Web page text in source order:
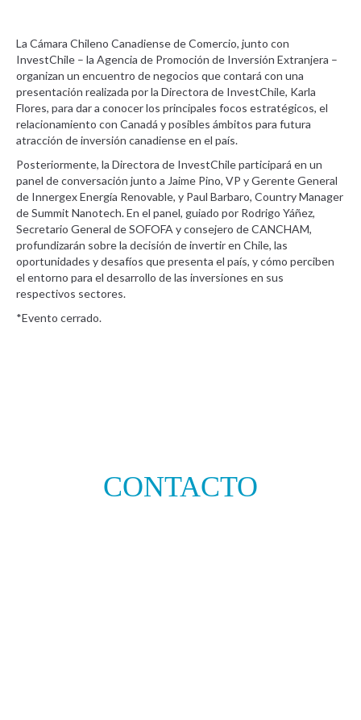
La Cámara Chileno Canadiense de Comercio, junto con
InvestChile – la Agencia de Promoción de Inversión Extranjera –
organizan un encuentro de negocios que contará con una
presentación realizada por la Directora de InvestChile, Karla
Flores, para dar a conocer los principales focos estratégicos, el
relacionamiento con Canadá y posibles ámbitos para futura
atracción de inversión canadiense en el país.
Posteriormente, la Directora de InvestChile participará en un
panel de conversación junto a Jaime Pino, VP y Gerente General
de Innergex Energía Renovable, y Paul Barbaro, Country Manager
de Summit Nanotech. En el panel, guiado por Rodrigo Yáñez,
Secretario General de SOFOFA y consejero de CANCHAM,
profundizarán sobre la decisión de invertir en Chile, las
oportunidades y desafíos que presenta el país, y cómo perciben
el entorno para el desarrollo de las inversiones en sus
respectivos sectores.
*Evento cerrado.
CONTACTO